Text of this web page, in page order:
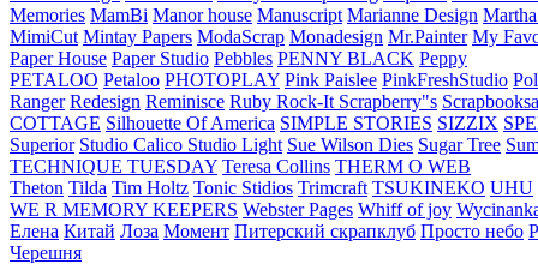
Memories MamBi Manor house Manuscript Marianne Design
MimiCut Mintay Papers ModaScrap Monadesign Mr.Painter My
Paper House Paper Studio Pebbles PENNY BLACK Peppy
PETALOO Petaloo PHOTOPLAY Pink Paislee PinkFreshStudio
Ranger Redesign Reminisce Ruby Rock-It Scrapberry"s
COTTAGE Silhouette Of America SIMPLE STORIES SIZZIX
Superior Studio Calico Studio Light Sue Wilson Dies Sugar Tree
TECHNIQUE TUESDAY Teresa Collins THERM O WEB
Theton Tilda Tim Holtz Tonic Stidios Trimcraft TSUKINEKO UHU
WE R MEMORY KEEPERS Webster Pages Whiff of joy
Елена Китай Лоза Момент Питерский скрапклуб Просто небо
Черешня